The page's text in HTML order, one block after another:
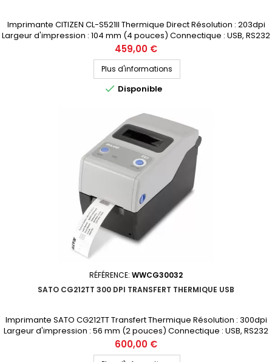
Imprimante CITIZEN CL-S521II Thermique Direct Résolution : 203dpi
Largeur d'impression : 104 mm (4 pouces) Connectique : USB, RS232
Prix public (avant remise) : 459€ HT Demandez votre devis
personnalisé
Prix
459,00 €
Plus d'informations
 Disponible
RÉFÉRENCE: WWCG30032
SATO CG212TT 300 DPI TRANSFERT THERMIQUE USB
Imprimante SATO CG212TT Transfert Thermique Résolution : 300dpi
Largeur d'impression : 56 mm (2 pouces) Connectique : USB, RS232
Prix public (avant remise) : 600€ HT Demandez votre devis
personnalisé
Prix
600,00 €